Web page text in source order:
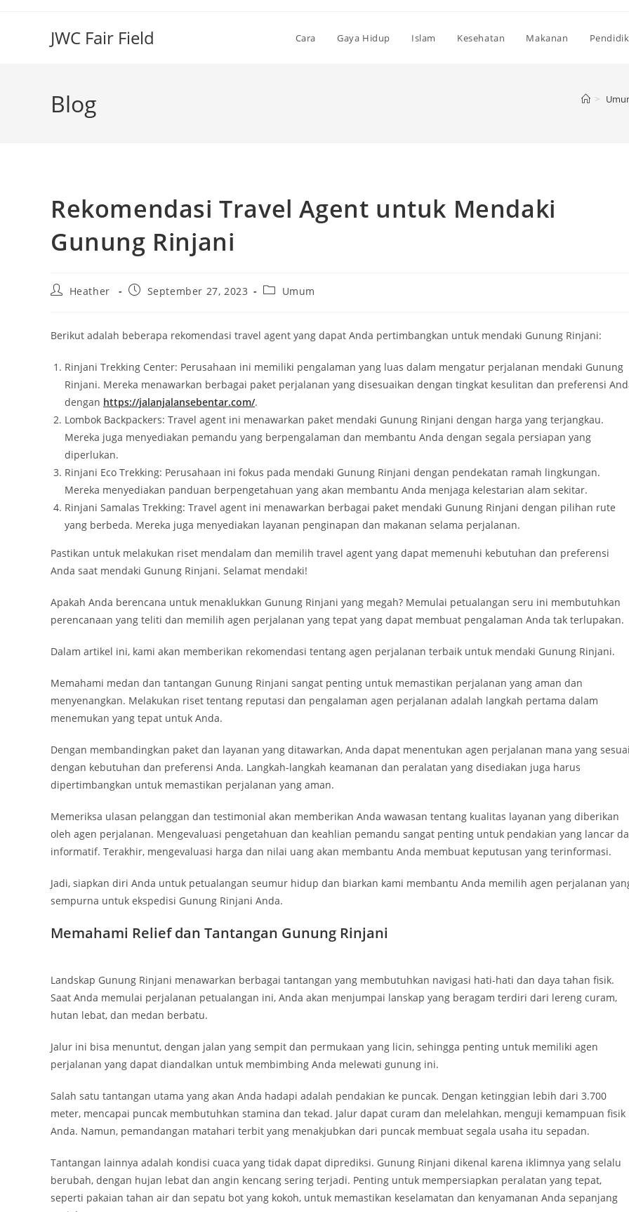
JWC Fair Field Cara Gaya Hidup Islam Kesehatan Makanan
Blog >
Rekomendasi Travel Agent untuk Mendaki
Gunung Rinjani
PostHeather
PostSeptember 27, 2023
PostUmum
Berikut adalah beberapa rekomendasi travel agent yang dapat Anda pertimbangkan untuk mendaki Gunung Rinjani:
Rinjani Trekking Center: Perusahaan ini memiliki pengalaman yang luas dalam mengatur perjalanan mendaki Gunung
Rinjani. Mereka menawarkan berbagai paket perjalanan yang disesuaikan dengan tingkat kesulitan dan preferensi
dengan https://jalanjalansebentar.com/.
Lombok Backpackers: Travel agent ini menawarkan paket mendaki Gunung Rinjani dengan harga yang terjangkau.
Mereka juga menyediakan pemandu yang berpengalaman dan membantu Anda dengan segala persiapan yang
diperlukan.
Rinjani Eco Trekking: Perusahaan ini fokus pada mendaki Gunung Rinjani dengan pendekatan ramah lingkungan.
Mereka menyediakan panduan berpengetahuan yang akan membantu Anda menjaga kelestarian alam sekitar.
Rinjani Samalas Trekking: Travel agent ini menawarkan berbagai paket mendaki Gunung Rinjani dengan pilihan rute
yang berbeda. Mereka juga menyediakan layanan penginapan dan makanan selama perjalanan.
Pastikan untuk melakukan riset mendalam dan memilih travel agent yang dapat memenuhi kebutuhan dan preferensi
Anda saat mendaki Gunung Rinjani. Selamat mendaki!
Apakah Anda berencana untuk menaklukkan Gunung Rinjani yang megah? Memulai petualangan seru ini membutuhkan
perencanaan yang teliti dan memilih agen perjalanan yang tepat yang dapat membuat pengalaman Anda tak terlupakan.
Dalam artikel ini, kami akan memberikan rekomendasi tentang agen perjalanan terbaik untuk mendaki Gunung Rinjani.
Memahami medan dan tantangan Gunung Rinjani sangat penting untuk memastikan perjalanan yang aman dan
menyenangkan. Melakukan riset tentang reputasi dan pengalaman agen perjalanan adalah langkah pertama dalam
menemukan yang tepat untuk Anda.
Dengan membandingkan paket dan layanan yang ditawarkan, Anda dapat menentukan agen perjalanan mana yang
dengan kebutuhan dan preferensi Anda. Langkah-langkah keamanan dan peralatan yang disediakan juga harus
dipertimbangkan untuk memastikan perjalanan yang aman.
Memeriksa ulasan pelanggan dan testimonial akan memberikan Anda wawasan tentang kualitas layanan yang diberikan
oleh agen perjalanan. Mengevaluasi pengetahuan dan keahlian pemandu sangat penting untuk pendakian yang lancar
informatif. Terakhir, mengevaluasi harga dan nilai uang akan membantu Anda membuat keputusan yang terinformasi.
Jadi, siapkan diri Anda untuk petualangan seumur hidup dan biarkan kami membantu Anda memilih agen perjalanan
sempurna untuk ekspedisi Gunung Rinjani Anda.
Memahami Relief dan Tantangan Gunung Rinjani
Landskap Gunung Rinjani menawarkan berbagai tantangan yang membutuhkan navigasi hati-hati dan daya tahan fisik.
Saat Anda memulai perjalanan petualangan ini, Anda akan menjumpai lanskap yang beragam terdiri dari lereng curam,
hutan lebat, dan medan berbatu.
Jalur ini bisa menuntut, dengan jalan yang sempit dan permukaan yang licin, sehingga penting untuk memiliki agen
perjalanan yang dapat diandalkan untuk membimbing Anda melewati gunung ini.
Salah satu tantangan utama yang akan Anda hadapi adalah pendakian ke puncak. Dengan ketinggian lebih dari 3.700
meter, mencapai puncak membutuhkan stamina dan tekad. Jalur dapat curam dan melelahkan, menguji kemampuan fisik
Anda. Namun, pemandangan matahari terbit yang menakjubkan dari puncak membuat segala usaha itu sepadan.
Tantangan lainnya adalah kondisi cuaca yang tidak dapat diprediksi. Gunung Rinjani dikenal karena iklimnya yang selalu
berubah, dengan hujan lebat dan angin kencang sering terjadi. Penting untuk mempersiapkan peralatan yang tepat,
seperti pakaian tahan air dan sepatu bot yang kokoh, untuk memastikan keselamatan dan kenyamanan Anda sepanjang